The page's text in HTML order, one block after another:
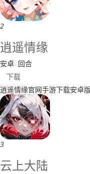
2
逍遥情缘
安卓 回合
下载
逍遥情缘官网手游下载安卓
3
​云上大陆